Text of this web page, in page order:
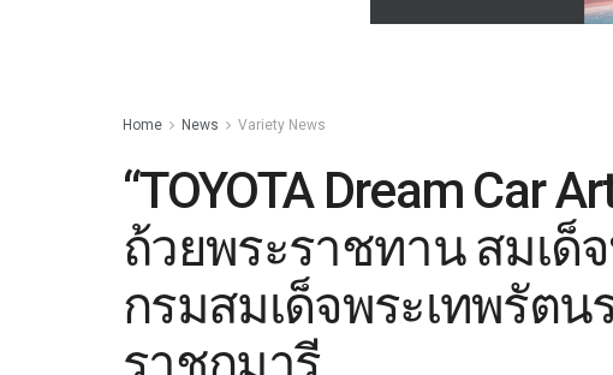
Home News Variety News
“TOYOTA Dream Car
ถ้วยพระราชทาน สมเด็
กรมสมเด็จพระเทพรัต